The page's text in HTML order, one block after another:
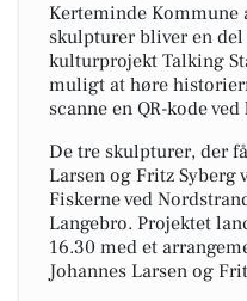
Kerteminde Kommune
skulpturer bliver en
kulturprojekt Talking
muligt at høre
scanne en QR-kode
De tre skulpturer, der
Larsen og Fritz Syberg
Fiskerne ved
Langebro. Projektet
16.30 med et
Johannes Larsen og